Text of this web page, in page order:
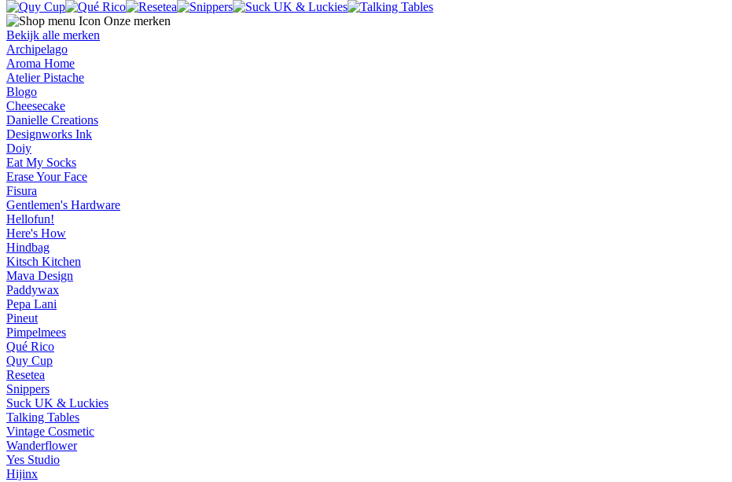
Onze merken
Bekijk alle merken
Archipelago
Aroma Home
Atelier Pistache
Blogo
Cheesecake
Danielle Creations
Designworks Ink
Doiy
Eat My Socks
Erase Your Face
Fisura
Gentlemen's Hardware
Hellofun!
Here's How
Hindbag
Kitsch Kitchen
Mava Design
Paddywax
Pepa Lani
Pineut
Pimpelmees
Qué Rico
Quy Cup
Resetea
Snippers
Suck UK & Luckies
Talking Tables
Vintage Cosmetic
Wanderflower
Yes Studio
Hijinx